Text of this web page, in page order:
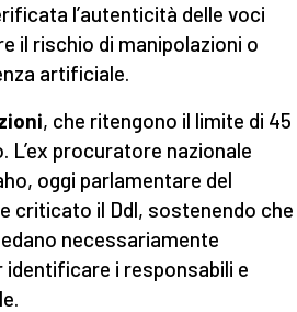
l’autenticità delle voci
il rischio di manipolazioni o
artificiale.
, che ritengono il limite di 45
procuratore nazionale
oggi parlamentare del
criticato il Ddl, sostenendo che
necessariamente
i responsabili e